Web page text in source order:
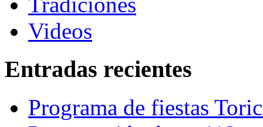
Videos
Entradas recientes
Programa de fiestas